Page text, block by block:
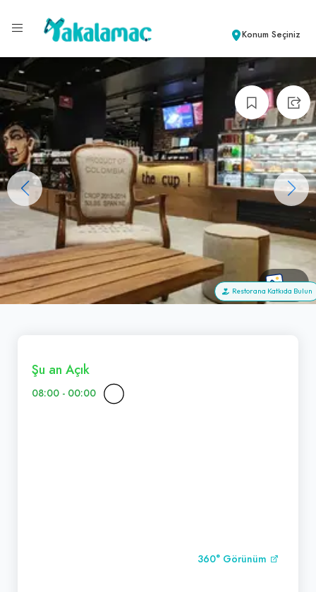
Konum Seçiniz
+5
Restorana Katkıda Bulun
Şu an Açık
08:00 - 00:00
360° Görünüm